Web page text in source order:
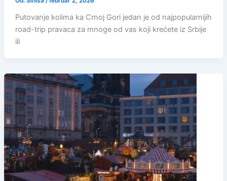
Putovanje kolima ka Crnoj Gori jedan je od najpopularnijih
road-trip pravaca za mnoge od vas koji krećete iz Srbije
ili